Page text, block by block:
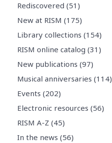
Rediscovered (51)
New at RISM (175)
Library collections (154)
RISM online catalog (31)
New publications (97)
Musical anniversaries (114)
Events (202)
Electronic resources (56)
RISM A-Z (45)
In the news (56)